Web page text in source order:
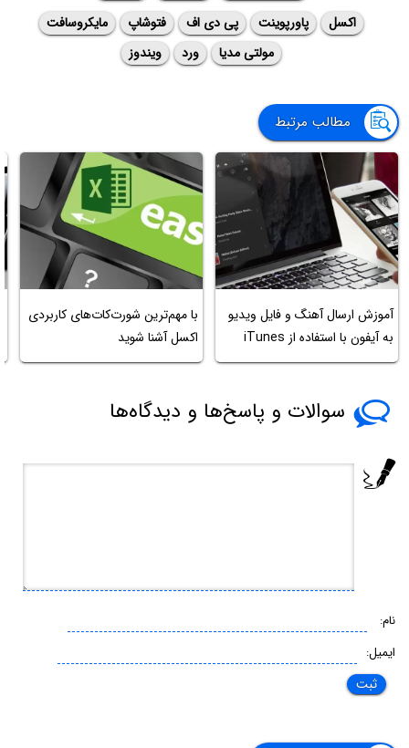
اکسل
پاورپوینت پی دی اف فتوشاپ
مایکروسافت
مولتی مدیا
ورد ویندوز
مطالب مرتبط
آموزش ارسال آهنگ و فایل ویدیو
به آیفون با استفاده از iTunes
با مهم‌ترین شورت‌کات‌های کاربردی
اکسل آشنا شوید
سوالات و پاسخ‌ها و دیدگاه‌ها
نام:
ایمیل: